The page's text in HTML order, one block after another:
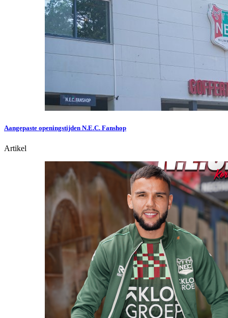
Aangepaste openingstijden N.E.C. Fanshop
Artikel